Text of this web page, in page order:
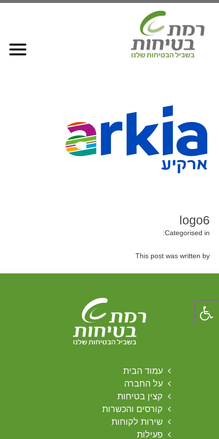
logo6
Categorised in:
This post was written by
עמוד הבית
על החברה
קצין בטיחות
קורסים והכשרות
שירות לקוחות
פעילות